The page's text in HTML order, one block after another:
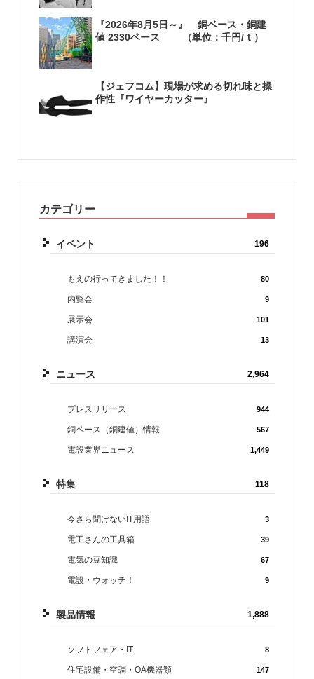
『2026年8月5日～』 銅ベース・銅建
値 2330ベース （単位：千円/ｔ）
【ジェフコム】現場が求める切れ味と操
作性『ワイヤーカッター』
カテゴリー
イベント 196
もえの行ってきました！！ 80
内覧会 9
展示会 101
講演会 13
ニュース 2,964
プレスリリース 944
銅ベース（銅建値）情報 567
電設業界ニュース 1,449
特集 118
今さら聞けないIT用語 3
電工さんの工具箱 39
電気の豆知識 67
電設・ウォッチ！ 9
製品情報 1,888
ソフトフェア・IT 8
住宅設備・空調・OA機器類 147